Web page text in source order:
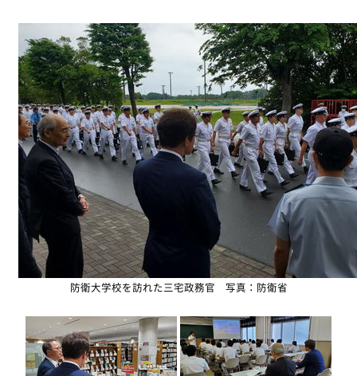
防衛大学校を訪れた三宅政務官 写真：防衛省